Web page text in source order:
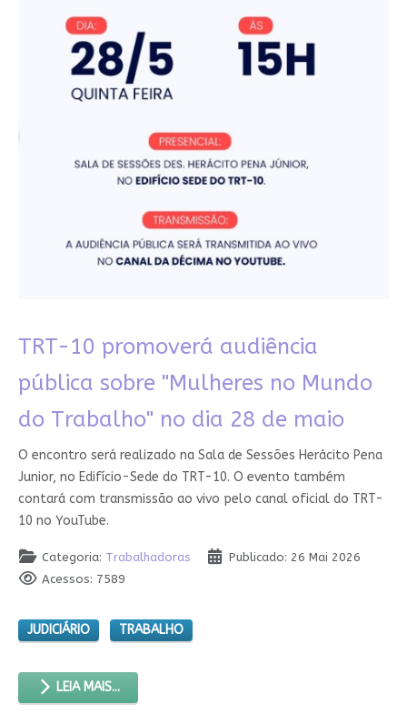
TRT-10 promoverá audiência
pública sobre "Mulheres no Mundo
do Trabalho" no dia 28 de maio
O encontro será realizado na Sala de Sessões Herácito Pena
Junior, no Edifício-Sede do TRT-10. O evento também
contará com transmissão ao vivo pelo canal oficial do TRT-
10 no YouTube.
Categoria: Trabalhadoras
Publicado: 26 Mai 2026
Acessos: 7589
JUDICIÁRIO TRABALHO
LEIA MAIS...